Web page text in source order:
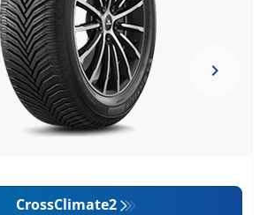
CrossClimate2